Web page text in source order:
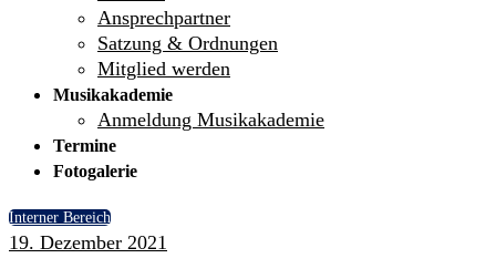
Ansprechpartner
Satzung & Ordnungen
Mitglied werden
Musikakademie
Anmeldung Musikakademie
Termine
Fotogalerie
Interner Bereich
19. Dezember 2021